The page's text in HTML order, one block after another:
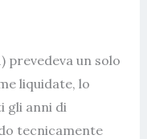
prevedeva un solo
liquidate, lo
gli anni di
tecnicamente